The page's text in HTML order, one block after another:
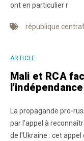
ont en particulier r
république
ARTICLE
Mali et RCA
La propagande pro-
par l'appel à
de l'Ukraine : cet